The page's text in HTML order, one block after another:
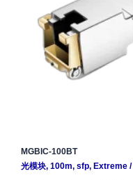
MGBIC-100BT
光模块, 100m, sfp, Extreme/